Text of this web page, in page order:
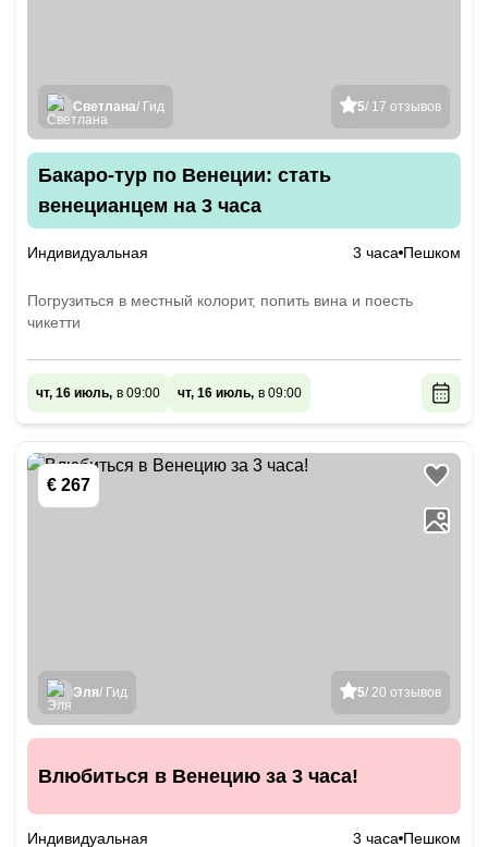
5/ 17 отзывов
Светлана/ Гид
Бакаро-тур по Венеции: стать
венецианцем на 3 часа
Индивидуальная 3 часа Пешком
Погрузиться в местный колорит, попить вина и поесть
чикетти
чт, 16 июль, в 09:00 чт, 16 июль, в 09:00
€ 267
5/ 20 отзывов
Эля/ Гид
Влюбиться в Венецию за 3 часа!
Индивидуальная 3 часа Пешком